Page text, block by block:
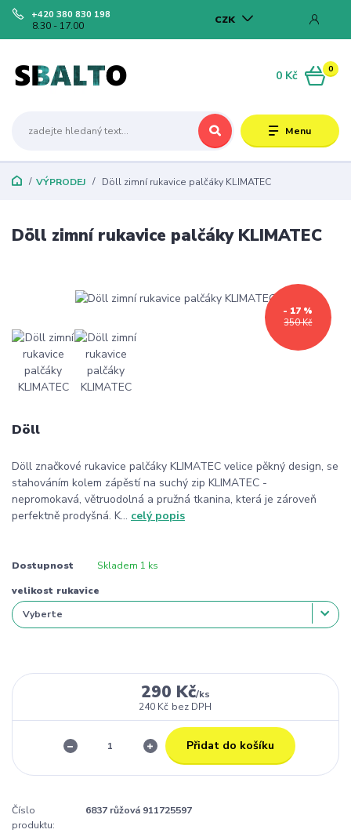
Menu
CZK
+420 380 830 198
8.30 - 17.00
0
0 Kč
VÝPRODEJ Döll zimní rukavice palčáky KLIMATEC
Döll zimní rukavice palčáky KLIMATEC
350 Kč
- 17 %
Döll
Döll značkové rukavice palčáky KLIMATEC velice pěkný design, se
stahováním kolem zápěstí na suchý zip KLIMATEC -
nepromokavá, větruodolná a pružná tkanina, která je zároveň
perfektně prodyšná. K... celý popis
Dostupnost Skladem 1 ks
velikost rukavice
290 Kč/ks
240 Kč bez DPH
Přidat do košíku
Číslo
produktu:
6837 růžová 911725597